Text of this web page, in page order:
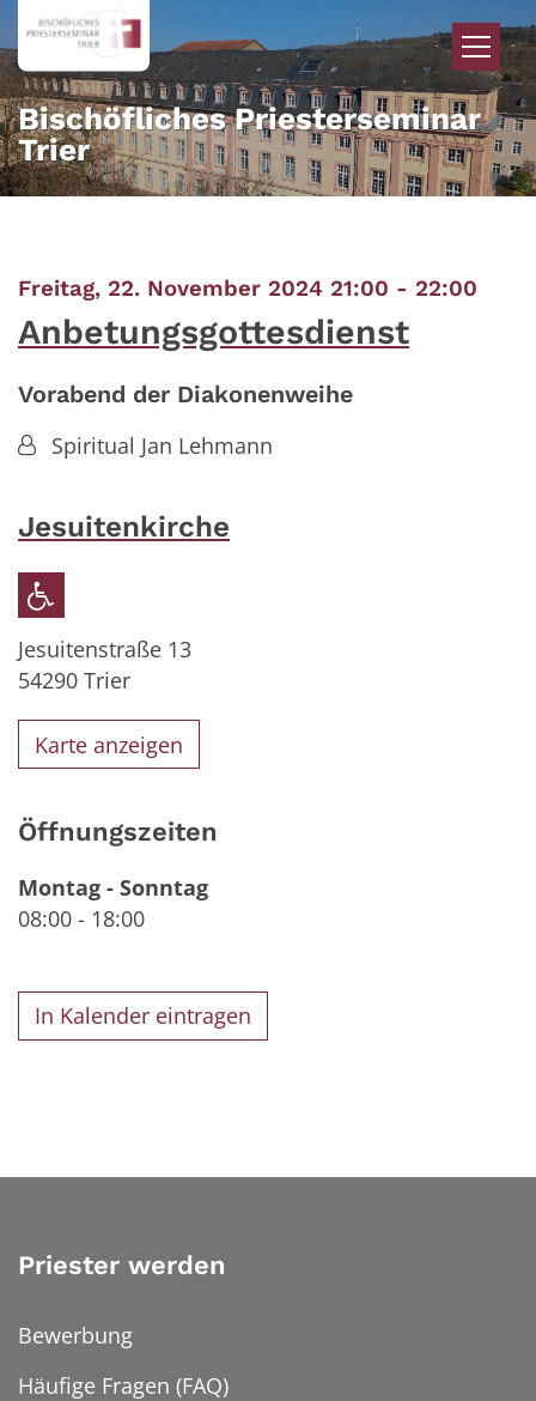
Zum Inhalt springen
Bischöfliches Priesterseminar
Trier
Freitag, 22. November 2024 21:00 - 22:00
Anbetungsgottesdienst
Vorabend der Diakonenweihe
Spiritual Jan Lehmann
Jesuitenkirche
Jesuitenstraße 13
54290 Trier
Karte anzeigen
Öffnungszeiten
Montag - Sonntag
08:00 - 18:00
In Kalender eintragen
Priester werden
Bewerbung
Häufige Fragen (FAQ)